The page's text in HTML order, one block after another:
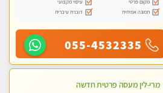
מקום פרטי
עיסוי מקצועי
תמונה אמיתית
דוברת עיברית
055-4532335
מרי-לין מעסה פרטית חדשה